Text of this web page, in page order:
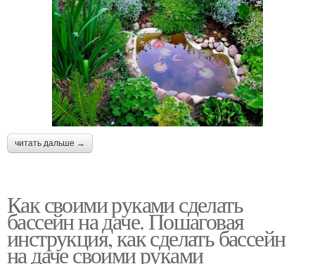
читать дальше →
Как своими руками сделать
бассейн на даче. Пошаговая
инструкция, как сделать бассейн
на даче своими руками